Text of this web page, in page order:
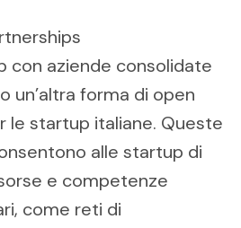
con aziende consolidate
un’altra forma di open
le startup italiane. Queste
alle startup di
e competenze
come reti di